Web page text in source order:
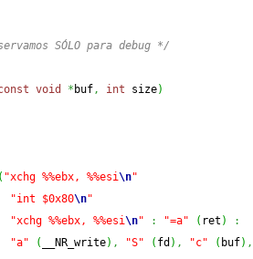
SÓLO para debug */
void * buf, int size)
( "xchg %%ebx, %%esi\n"
"int $0x80\n"
"xchg %%ebx, %%esi\n" : "=a" ( ret )
:
"a"
( __NR_write) , "S" ( fd ) , "c" ( buf) ,